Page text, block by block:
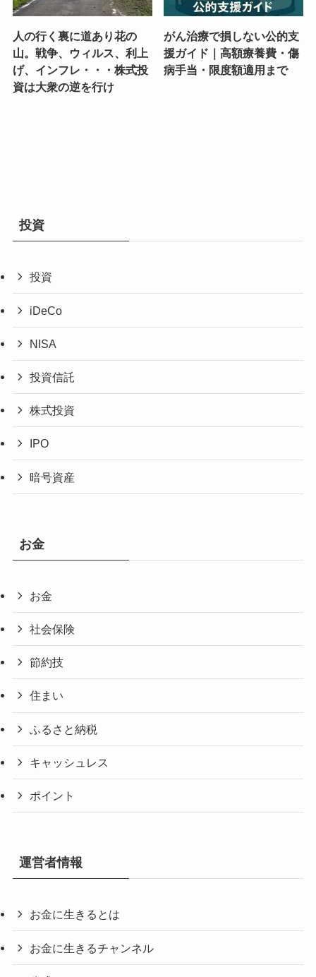
人の行く裏に道あり花の
山。戦争、ウィルス、利上
げ、インフレ・・・株式投
資は大衆の逆を行け
がん治療で損しない公的支
援ガイド｜高額療養費・傷
病手当・限度額適用まで
投資
投資
iDeCo
NISA
投資信託
株式投資
IPO
暗号資産
お金
お金
社会保険
節約技
住まい
ふるさと納税
キャッシュレス
ポイント
運営者情報
お金に生きるとは
お金に生きるチャンネル